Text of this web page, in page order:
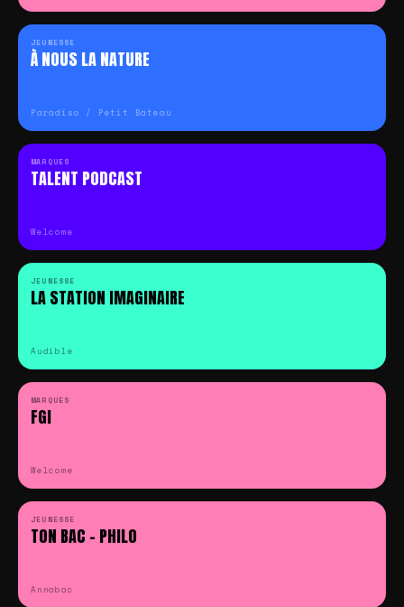
JEUNESSE
À NOUS LA NATURE
Paradiso / Petit Bateau
MARQUES
TALENT PODCAST
Welcome
JEUNESSE
LA STATION IMAGINAIRE
Audible
MARQUES
FGI
Welcome
JEUNESSE
TON BAC – PHILO
Annabac